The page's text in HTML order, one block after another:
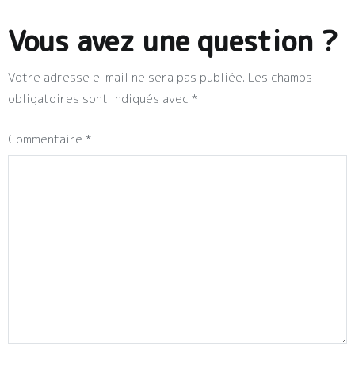
Vous avez une question ?
Votre adresse e-mail ne sera pas publiée. Les champs
obligatoires sont indiqués avec *
Commentaire *